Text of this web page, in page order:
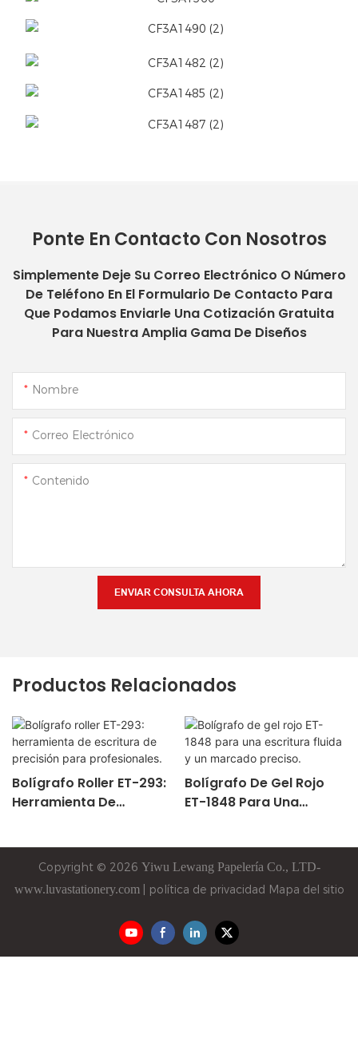
Ponte En Contacto Con Nosotros
Simplemente Deje Su Correo Electrónico O Número
De Teléfono En El Formulario De Contacto Para
Que Podamos Enviarle Una Cotización Gratuita
Para Nuestra Amplia Gama De Diseños
Nombre
Correo Electrónico
Contenido
ENVIAR CONSULTA AHORA
Productos Relacionados
Bolígrafo Roller ET-293:
Herramienta De
Bolígrafo De Gel Rojo
ET-1848 Para Una
Copyright © 2026 Yiwu Lewang Papelería Co., LTD-
www.luvastationery.com
política de privacidad Mapa del sitio